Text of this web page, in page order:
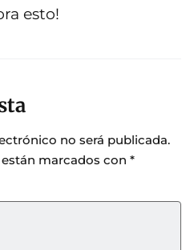
esto!
no será publicada.
marcados con *